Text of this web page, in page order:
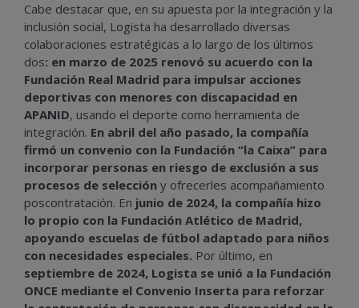
Cabe destacar que, en su apuesta por la integración y la
inclusión social, Logista ha desarrollado diversas
colaboraciones estratégicas a lo largo de los últimos
dos: en marzo de 2025 renovó su acuerdo con la
Fundación Real Madrid para impulsar acciones
deportivas con menores con discapacidad en
APANID, usando el deporte como herramienta de
integración. En abril del año pasado, la compañía
firmó un convenio con la Fundación “la Caixa” para
incorporar personas en riesgo de exclusión a sus
procesos de selección y ofrecerles acompañamiento
poscontratación. En junio de 2024, la compañía hizo
lo propio con la Fundación Atlético de Madrid,
apoyando escuelas de fútbol adaptado para niños
con necesidades especiales. Por último, en
septiembre de 2024, Logista se unió a la Fundación
ONCE mediante el Convenio Inserta para reforzar